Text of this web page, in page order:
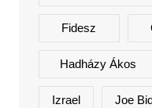
Fidesz
Hadházy Ákos
Izrael Joe